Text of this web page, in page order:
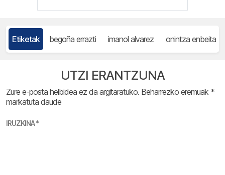
Etiketak begoña errazti imanol alvarez onintza enbeita
UTZI ERANTZUNA
Zure e-posta helbidea ez da argitaratuko. Beharrezko eremuak *
markatuta daude
IRUZKINA*